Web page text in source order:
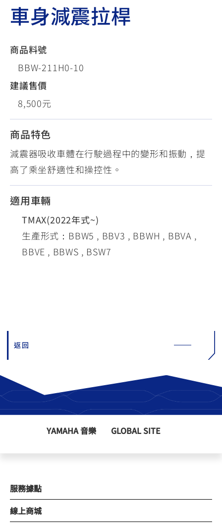
車身減震拉桿
商品料號
BBW-211H0-10
建議售價
8,500元
商品特色
減震器吸收車體在行駛過程中的變形和振動，提
高了乘坐舒適性和操控性。
適用車輛
TMAX(2022年式~)
生產形式：BBW5 , BBV3 , BBWH , BBVA ,
BBVE , BBWS , BSW7
返回
YAMAHA 音樂 GLOBAL SITE
服務據點
線上商城